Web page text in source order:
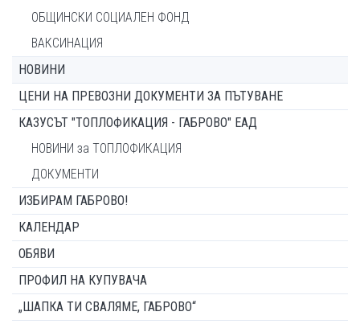
ОБЩИНСКИ СОЦИАЛЕН ФОНД
ВАКСИНАЦИЯ
НОВИНИ
ЦЕНИ НА ПРЕВОЗНИ ДОКУМЕНТИ ЗА ПЪТУВАНЕ
КАЗУСЪТ "ТОПЛОФИКАЦИЯ - ГАБРОВО" ЕАД
НОВИНИ за ТОПЛОФИКАЦИЯ
ДОКУМЕНТИ
ИЗБИРАМ ГАБРОВО!
КАЛЕНДАР
ОБЯВИ
ПРОФИЛ НА КУПУВАЧА
„ШАПКА ТИ СВАЛЯМЕ, ГАБРОВО“